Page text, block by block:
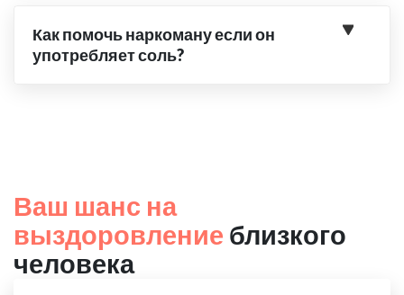
Как помочь наркоману если он
употребляет соль?
Ваш шанс на
выздоровление близкого
человека